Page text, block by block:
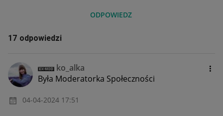
ODPOWIEDZ
17 odpowiedzi
ko_alka
Była Moderatorka Społeczności
‎04-04-2024 17:51